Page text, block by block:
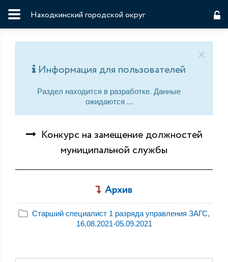
Находкинский городской округ
×
Информация для пользователей
Раздел находится в разработке. Данные
ожидаются ...
Конкурс на замещение должностей
муниципальной службы
Архив
Старший специалист 1 разряда управления ЗАГС,
16.08.2021-05.09.2021